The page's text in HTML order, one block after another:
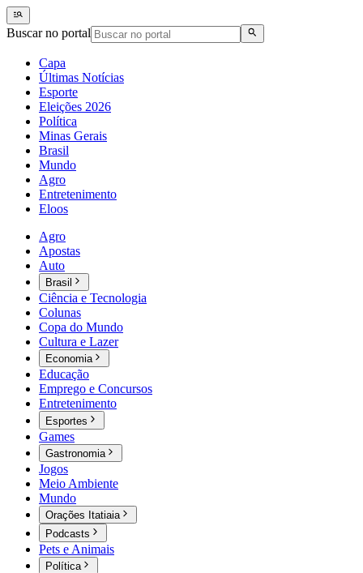
Buscar no portal
Capa
Últimas Notícias
Esporte
Eleições 2026
Política
Minas Gerais
Brasil
Mundo
Agro
Entretenimento
Eloos
Agro
Apostas
Auto
Brasil
Ciência e Tecnologia
Colunas
Copa do Mundo
Cultura e Lazer
Economia
Educação
Emprego e Concursos
Entretenimento
Esportes
Games
Gastronomia
Jogos
Meio Ambiente
Mundo
Orações Itatiaia
Podcasts
Pets e Animais
Política